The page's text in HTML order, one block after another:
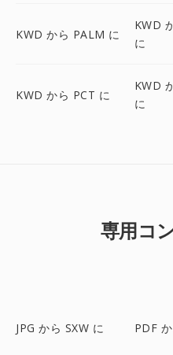
KWD から PALM に
KWD
に
KWD から PCT に
KWD
に
専用コ
JPG から SXW に PDF